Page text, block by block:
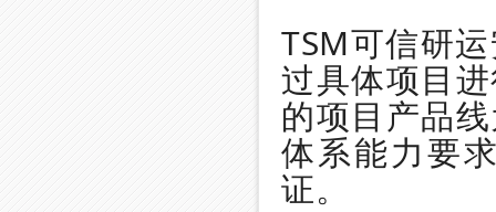
TSM可信研
过具体项目
的项目产品
体系能力要
证。